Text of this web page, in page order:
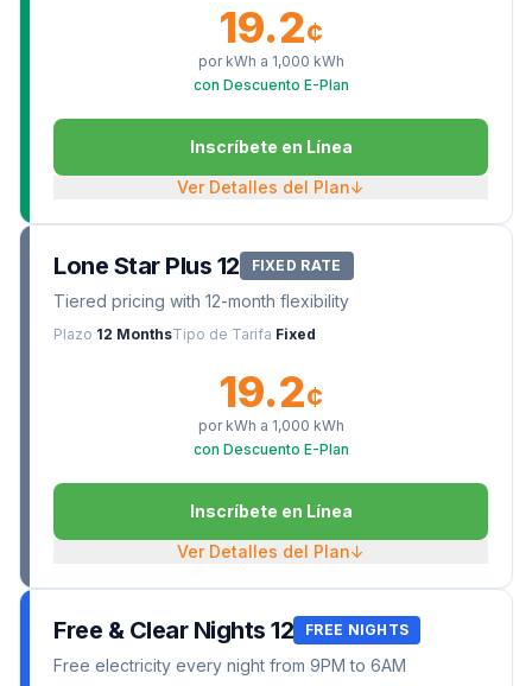
19.2¢
por kWh a 1,000 kWh
con Descuento E-Plan
Inscríbete en Línea
Ver Detalles del Plan↓
Lone Star Plus 12 FIXED RATE
Tiered pricing with 12-month flexibility
Plazo 12 MonthsTipo de Tarifa Fixed
19.2¢
por kWh a 1,000 kWh
con Descuento E-Plan
Inscríbete en Línea
Ver Detalles del Plan↓
Free & Clear Nights 12 FREE NIGHTS
Free electricity every night from 9PM to 6AM